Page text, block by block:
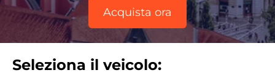
Acquista ora
Seleziona il veicolo: